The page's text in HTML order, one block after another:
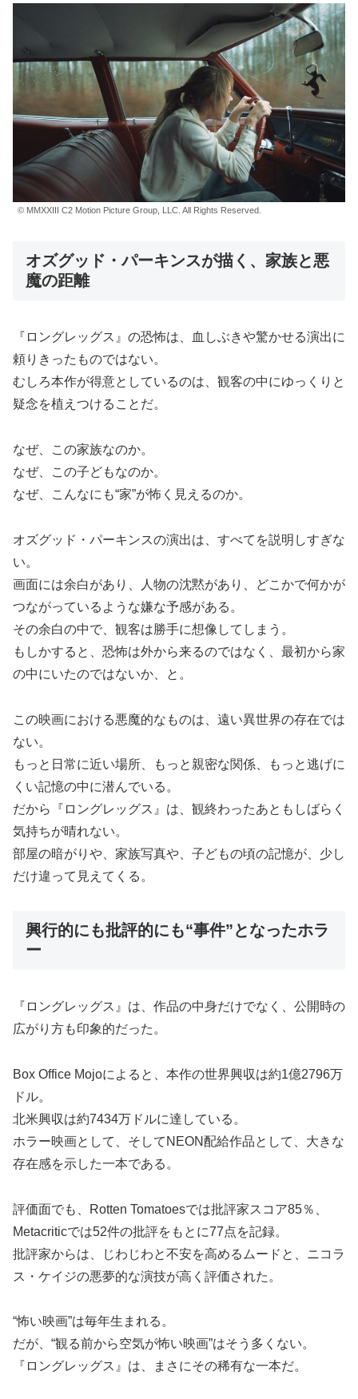
© MMXXIII C2 Motion Picture Group, LLC. All Rights Reserved.
オズグッド・パーキンスが描く、家族と悪
魔の距離
『ロングレッグス』の恐怖は、血しぶきや驚かせる演出に
頼りきったものではない。
むしろ本作が得意としているのは、観客の中にゆっくりと
疑念を植えつけることだ。
なぜ、この家族なのか。
なぜ、この子どもなのか。
なぜ、こんなにも“家”が怖く見えるのか。
オズグッド・パーキンスの演出は、すべてを説明しすぎな
い。
画面には余白があり、人物の沈黙があり、どこかで何かが
つながっているような嫌な予感がある。
その余白の中で、観客は勝手に想像してしまう。
もしかすると、恐怖は外から来るのではなく、最初から家
の中にいたのではないか、と。
この映画における悪魔的なものは、遠い異世界の存在では
ない。
もっと日常に近い場所、もっと親密な関係、もっと逃げに
くい記憶の中に潜んでいる。
だから『ロングレッグス』は、観終わったあともしばらく
気持ちが晴れない。
部屋の暗がりや、家族写真や、子どもの頃の記憶が、少し
だけ違って見えてくる。
興行的にも批評的にも“事件”となったホラ
ー
『ロングレッグス』は、作品の中身だけでなく、公開時の
広がり方も印象的だった。
Box Office Mojoによると、本作の世界興収は約1億2796万
ドル。
北米興収は約7434万ドルに達している。
ホラー映画として、そしてNEON配給作品として、大きな
存在感を示した一本である。
評価面でも、Rotten Tomatoesでは批評家スコア85％、
Metacriticでは52件の批評をもとに77点を記録。
批評家からは、じわじわと不安を高めるムードと、ニコラ
ス・ケイジの悪夢的な演技が高く評価された。
“怖い映画”は毎年生まれる。
だが、“観る前から空気が怖い映画”はそう多くない。
『ロングレッグス』は、まさにその稀有な一本だ。